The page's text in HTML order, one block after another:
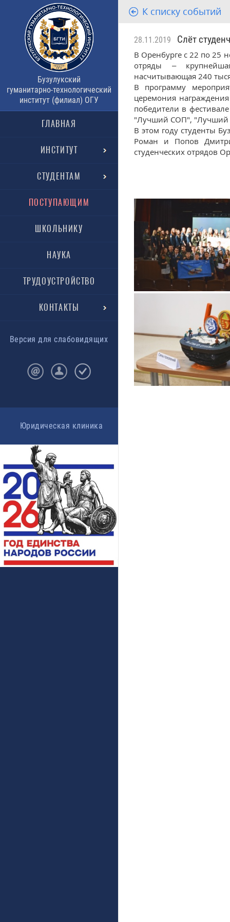
Бузулукский
гуманитарно-технологический
институт (филиал) ОГУ
ГЛАВНАЯ
ИНСТИТУТ
СТУДЕНТАМ
ПОСТУПАЮЩИМ
ШКОЛЬНИКУ
НАУКА
ТРУДОУСТРОЙСТВО
КОНТАКТЫ
Версия для слабовидящих
Юридическая клиника
К списку событий
28.11.2019 Слёт
В Оренбурге с 22 по 25
отряды –
насчитывающая 240
В программу
церемония
победители в
"Лучший СОП", "Лучший
В этом году студенты
Роман и Попов
студенческих отрядов